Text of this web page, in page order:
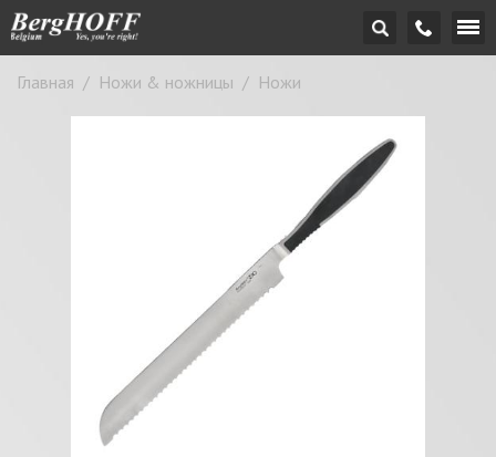
Главная / Ножи & ножницы / Ножи